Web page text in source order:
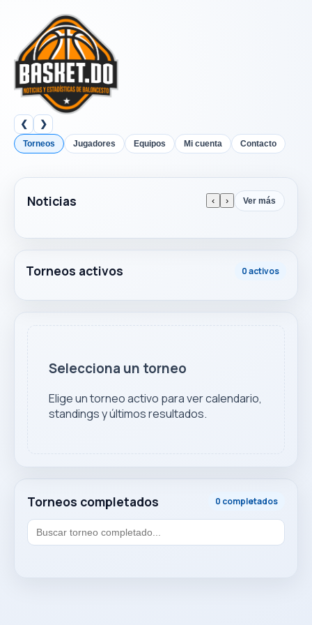
❮ ❯
Torneos Jugadores Equipos Mi cuenta Contacto
Noticias ‹ › Ver más
Torneos activos 0 activos
Torneos completados 0 completados
Selecciona un torneo
Elige un torneo activo para ver calendario,
standings y últimos resultados.